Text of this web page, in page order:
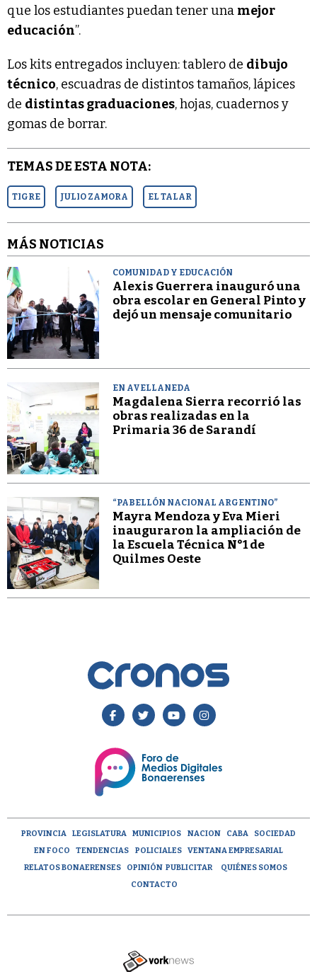
que los estudiantes puedan tener una mejor
educación”.
Los kits entregados incluyen: tablero de dibujo
técnico, escuadras de distintos tamaños, lápices
de distintas graduaciones, hojas, cuadernos y
gomas de borrar.
TEMAS DE ESTA NOTA:
TIGRE JULIO ZAMORA EL TALAR
MÁS NOTICIAS
COMUNIDAD Y EDUCACIÓN
Alexis Guerrera inauguró una
obra escolar en General Pinto y
dejó un mensaje comunitario
EN AVELLANEDA
Magdalena Sierra recorrió las
obras realizadas en la
Primaria 36 de Sarandí
“PABELLÓN NACIONAL ARGENTINO”
Mayra Mendoza y Eva Mieri
inauguraron la ampliación de
la Escuela Técnica N°1 de
Quilmes Oeste
PROVINCIA LEGISLATURA MUNICIPIOS NACION CABA
SOCIEDAD
EN FOCO
TENDENCIAS POLICIALES
VENTANA EMPRESARIAL
RELATOS BONAERENSES
OPINIÓN PUBLICITAR
QUIÉNES SOMOS
CONTACTO